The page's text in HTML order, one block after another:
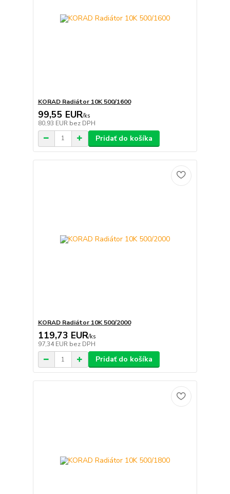
KORAD Radiátor 10K 500/1600
99,55 EUR/ks
80,93 EUR bez DPH
Pridať do košíka
KORAD Radiátor 10K 500/2000
119,73 EUR/ks
97,34 EUR bez DPH
Pridať do košíka